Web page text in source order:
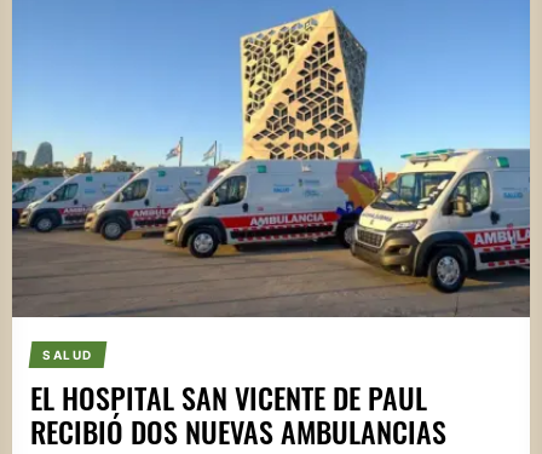
SALUD
EL HOSPITAL SAN VICENTE DE PAUL
RECIBIÓ DOS NUEVAS AMBULANCIAS